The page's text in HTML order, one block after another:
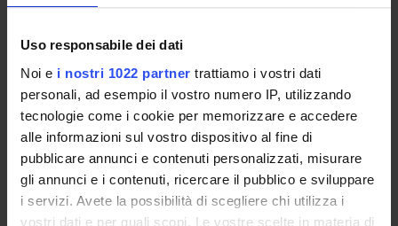
Uso responsabile dei dati
Noi e i nostri 1022 partner trattiamo i vostri dati
personali, ad esempio il vostro numero IP, utilizzando
tecnologie come i cookie per memorizzare e accedere
alle informazioni sul vostro dispositivo al fine di
pubblicare annunci e contenuti personalizzati, misurare
gli annunci e i contenuti, ricercare il pubblico e sviluppare
i servizi. Avete la possibilità di scegliere chi utilizza i
vostri dati e per quali scopi. Le vostre scelte in materia di
Nessuna iniziativa in corso.
ORGANIZZAZIONE
GOVERNANCE